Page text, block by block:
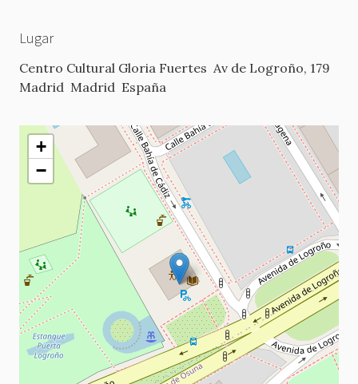
Lugar
Centro Cultural Gloria Fuertes Av de Logroño, 179
Madrid Madrid España
+
−